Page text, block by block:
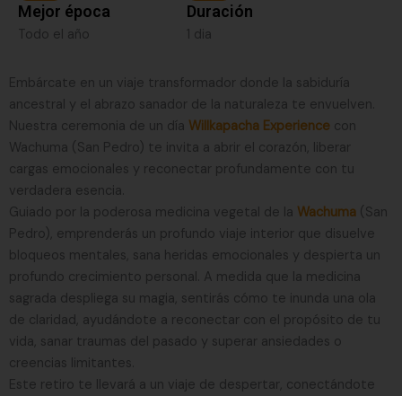
Mejor época
Todo el año
Duración
1 dia
Embárcate en un viaje transformador donde la sabiduría
ancestral y el abrazo sanador de la naturaleza te envuelven.
Nuestra ceremonia de un día Willkapacha Experience con
Wachuma (San Pedro) te invita a abrir el corazón, liberar
cargas emocionales y reconectar profundamente con tu
verdadera esencia.
Guiado por la poderosa medicina vegetal de la Wachuma (San
Pedro), emprenderás un profundo viaje interior que disuelve
bloqueos mentales, sana heridas emocionales y despierta un
profundo crecimiento personal. A medida que la medicina
sagrada despliega su magia, sentirás cómo te inunda una ola
de claridad, ayudándote a reconectar con el propósito de tu
vida, sanar traumas del pasado y superar ansiedades o
creencias limitantes.
Este retiro te llevará a un viaje de despertar, conectándote